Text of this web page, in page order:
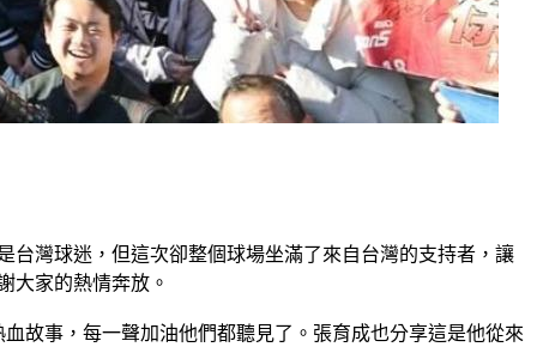
台灣球迷，但這次卻整個球場坐滿了來自台灣的支持者，讓
大家的熱情奔放。
故事，每一聲加油他們都聽見了。張育成也分享這是他從來